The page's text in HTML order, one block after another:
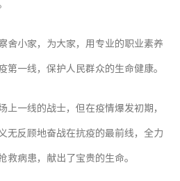
舍小家，为大家，用专业的职业素养
一线，保护人民群众的生命健康。
上一线的战士，但在疫情爆发初期，
无反顾地奋战在抗疫的最前线，全力
病患，献出了宝贵的生命。